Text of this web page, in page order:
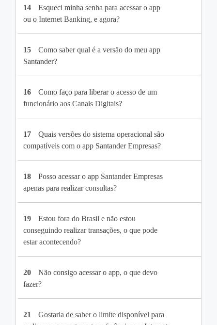
14
Esqueci minha senha para acessar o app
ou o Internet Banking, e agora?
15
Como saber qual é a versão do meu app
Santander?
16
Como faço para liberar o acesso de um
funcionário aos Canais Digitais?
17
Quais versões do sistema operacional são
compatíveis com o app Santander Empresas?
18
Posso acessar o app Santander Empresas
apenas para realizar consultas?
19
Estou fora do Brasil e não estou
conseguindo realizar transações, o que pode
estar acontecendo?
20
Não consigo acessar o app, o que devo
fazer?
21
Gostaria de saber o limite disponível para